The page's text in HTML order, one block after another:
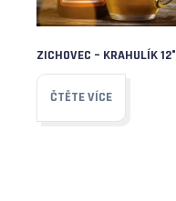
ZICHOVEC – KRAHULÍK 12°
ČTĚTE VÍCE